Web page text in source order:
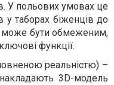
У польових умовах це
у таборах біженців до
може бути обмеженим,
функції.
реальністю) –
3D-модель